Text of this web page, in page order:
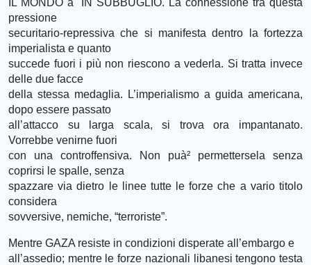
pressione
securitario-repressiva che si manifesta dentro la fortezza
imperialista e quanto
succede fuori i più non riescono a vederla. Si tratta invece
delle due facce
della stessa medaglia. L’imperialismo a guida americana,
dopo essere passato
all’attacco su larga scala, si trova ora impantanato.
Vorrebbe venirne fuori
con una controffensiva. Non puà² permettersela senza
coprirsi le spalle, senza
spazzare via dietro le linee tutte le forze che a vario titolo
considera
sovversive, nemiche, “terroriste”.
Mentre GAZA resiste in condizioni disperate all’embargo e
all’assedio; mentre le forze nazionali libanesi tengono testa